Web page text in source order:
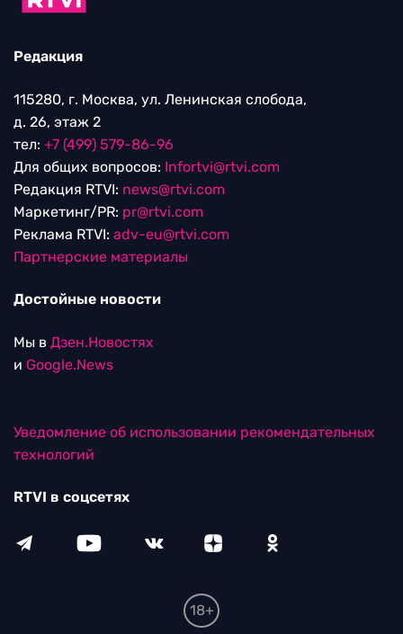
Редакция
115280, г. Москва, ул. Ленинская слобода,
д. 26, этаж 2
тел: +7 (499) 579-86-96
Для общих вопросов: Infortvi@rtvi.com
Редакция RTVI: news@rtvi.com
Маркетинг/PR: pr@rtvi.com
Реклама RTVI: adv-eu@rtvi.com
Партнерские материалы
Достойные новости
Мы в Дзен.Новостях
и Google.News
Уведомление об использовании рекомендательных
технологий
RTVI в соцсетях
18+